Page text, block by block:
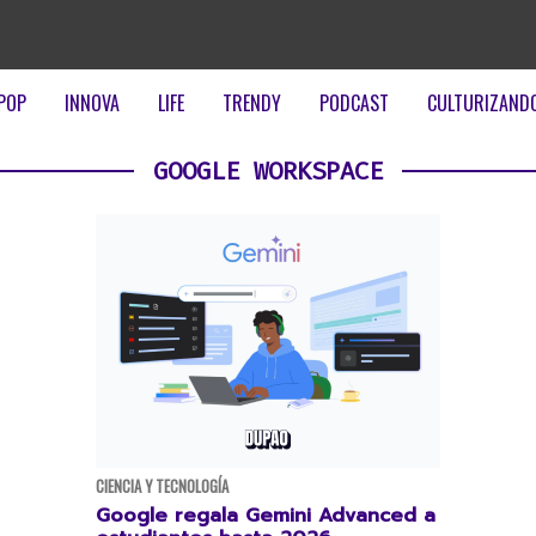
INNOVA LIFE TRENDY PODCAST
GOOGLE WORKSPACE
CIENCIA Y TECNOLOGÍA
Google regala Gemini Advanced a